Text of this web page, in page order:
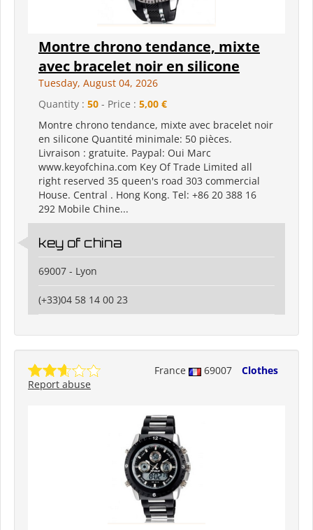
Montre chrono tendance, mixte
avec bracelet noir en silicone
Tuesday, August 04, 2026
Quantity : 50 - Price : 5,00 €
Montre chrono tendance, mixte avec bracelet noir
en silicone Quantité minimale: 50 pièces.
Livraison : gratuite. Paypal: Oui Marc
www.keyofchina.com Key Of Trade Limited all
right reserved 35 queen's road 303 commercial
House. Central . Hong Kong. Tel: +86 20 388 16
292 Mobile Chine...
key of china
69007 - Lyon
(+33)04 58 14 00 23
France 69007
Clothes
Report abuse